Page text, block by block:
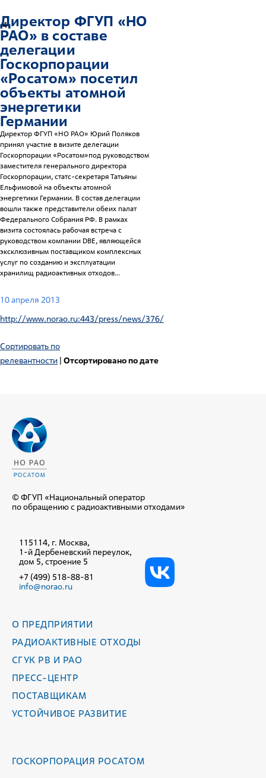
4
Директор ФГУП «НО
РАО» в составе
делегации
Госкорпорации
«Росатом» посетил
объекты атомной
энергетики
Германии
Директор ФГУП «НО РАО» Юрий Поляков
принял участие в визите делегации
Госкорпорации «Росатом»под руководством
заместителя генерального директора
Госкорпорации, статс-секретаря Татьяны
Ельфимовой на объекты атомной
энергетики Германии. В состав делегации
вошли также представители обеих палат
Федерального Собрания РФ. В рамках
визита состоялась рабочая встреча с
руководством компании DBE, являющейся
эксклюзивным поставщиком комплексных
услуг по созданию и эксплуатации
хранилищ радиоактивных отходов...
10 апреля 2013
http://www.norao.ru:443/press/news/376/
Сортировать по
релевантности | Отсортировано по дате
© ФГУП «Национальный оператор
по обращению с радиоактивными отходами»
115114, г. Москва,
1-й Дербеневский переулок,
дом 5, строение 5
+7 (499) 518-88-81
info@norao.ru
О ПРЕДПРИЯТИИ
РАДИОАКТИВНЫЕ ОТХОДЫ
СГУК РВ И РАО
ПРЕСС-ЦЕНТР
ПОСТАВЩИКАМ
УСТОЙЧИВОЕ РАЗВИТИЕ
ГОСКОРПОРАЦИЯ РОСАТОМ